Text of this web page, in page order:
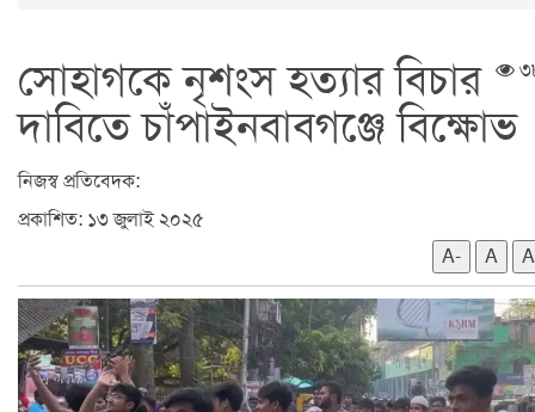
সোহাগকে নৃশংস হত্যার বিচার
দাবিতে চাঁপাইনবাবগঞ্জে বিক্ষোভ
নিজস্ব প্রতিবেদক:
প্রকাশিত: ১৩ জুলাই ২০২৫
A-
A